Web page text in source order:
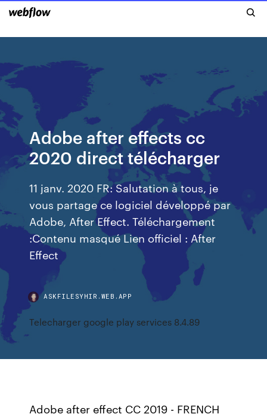
Adobe after effects cc
2020 direct télécharger
11 janv. 2020 FR: Salutation à tous, je
vous partage ce logiciel développé par
Adobe, After Effect. Téléchargement
:Contenu masqué Lien officiel : After
Effect
ASKFILESYHIR.WEB.APP
Telecharger google play services 8.4.89
Adobe after effect CC 2019 - FRENCH